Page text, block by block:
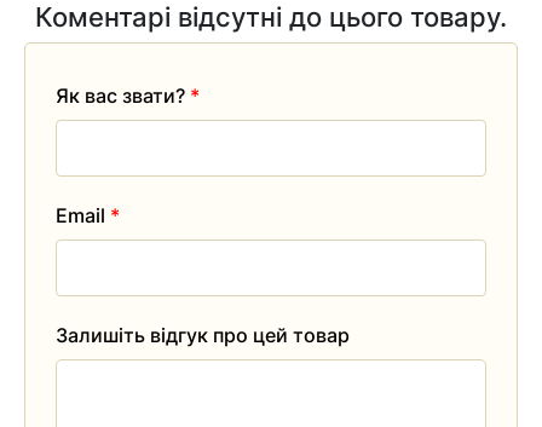
Коментарі відсутні до цього товару.
Залишіть відгук про цей товар
Як вас звати? *
Email *